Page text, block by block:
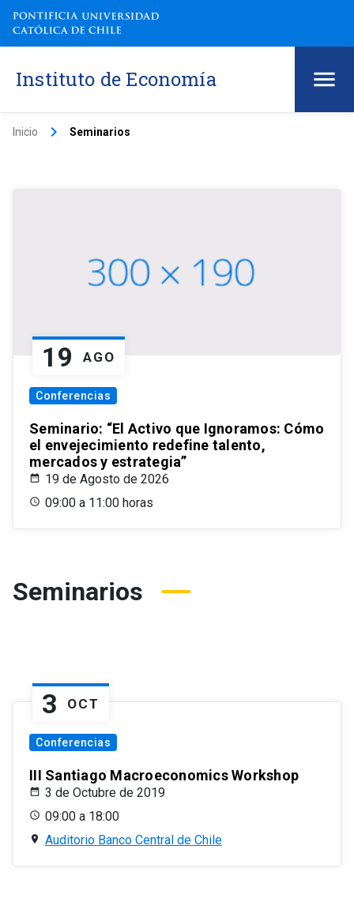
Instituto de Economía
Inicio keyboard_arrow_right Seminarios
19 AGO
Conferencias
Seminario: “El Activo que Ignoramos: Cómo
el envejecimiento redefine talento,
mercados y estrategia”
19 de Agosto de 2026
09:00 a 11:00 horas
Seminarios
3 OCT
Conferencias
III Santiago Macroeconomics Workshop
3 de Octubre de 2019
09:00 a 18:00
Auditorio Banco Central de Chile